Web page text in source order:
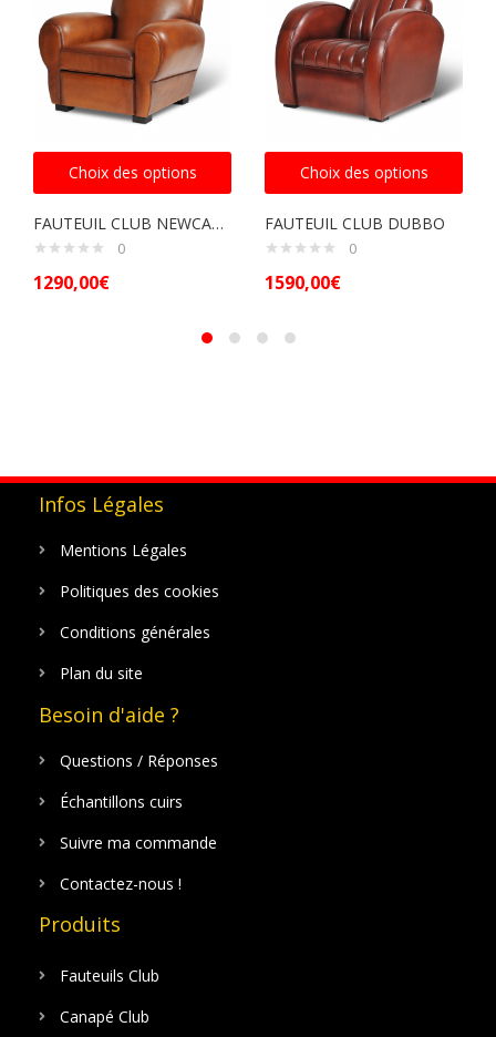
Choix des options
FAUTEUIL CLUB NEWCASTLE
0
1290,00€
Choix des options
FAUTEUIL CLUB DUBBO
0
1590,00€
Infos Légales
Mentions Légales
Politiques des cookies
Conditions générales
Plan du site
Besoin d'aide ?
Questions / Réponses
Échantillons cuirs
Suivre ma commande
Contactez-nous !
Produits
Fauteuils Club
Canapé Club